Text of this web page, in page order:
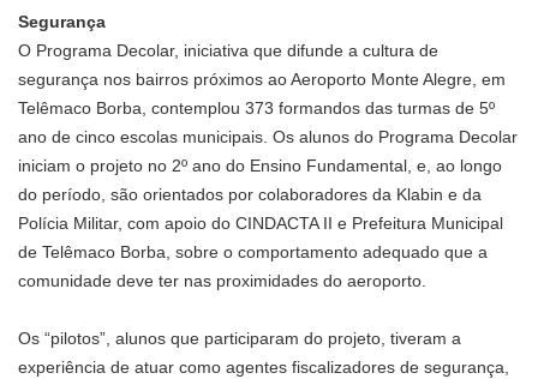
Segurança
O Programa Decolar, iniciativa que difunde a cultura de
segurança nos bairros próximos ao Aeroporto Monte Alegre, em
Telêmaco Borba, contemplou 373 formandos das turmas de 5º
ano de cinco escolas municipais. Os alunos do Programa Decolar
iniciam o projeto no 2º ano do Ensino Fundamental, e, ao longo
do período, são orientados por colaboradores da Klabin e da
Polícia Militar, com apoio do CINDACTA II e Prefeitura Municipal
de Telêmaco Borba, sobre o comportamento adequado que a
comunidade deve ter nas proximidades do aeroporto.
Os “pilotos”, alunos que participaram do projeto, tiveram a
experiência de atuar como agentes fiscalizadores de segurança,